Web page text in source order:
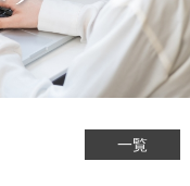
一覧